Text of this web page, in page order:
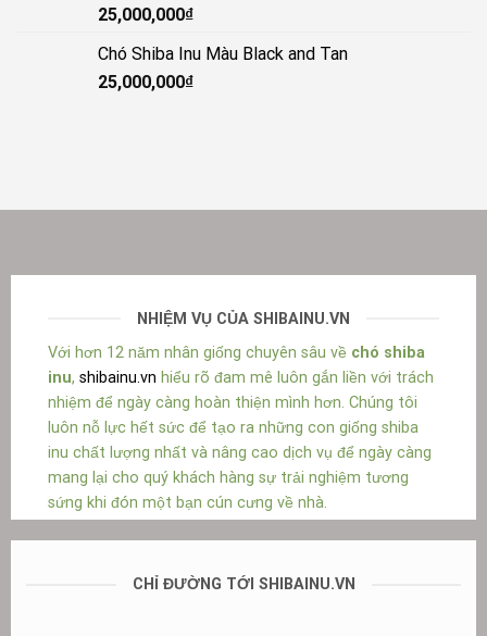
Được xếp
hạng
5.00
sao
25,000,000₫
Chó Shiba Inu Màu Black and Tan
25,000,000₫
NHIỆM VỤ CỦA SHIBAINU.VN
Với hơn 12 năm nhân giống chuyên sâu về chó shiba
inu, shibainu.vn hiểu rõ đam mê luôn gắn liền với trách
nhiệm để ngày càng hoàn thiện mình hơn. Chúng tôi
luôn nỗ lực hết sức để tạo ra những con giống shiba
inu chất lượng nhất và nâng cao dịch vụ để ngày càng
mang lại cho quý khách hàng sự trải nghiệm tương
sứng khi đón một bạn cún cưng về nhà.
CHỈ ĐƯỜNG TỚI SHIBAINU.VN